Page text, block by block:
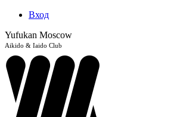
Вход
Yufukan Moscow
Aikido & Iaido Club